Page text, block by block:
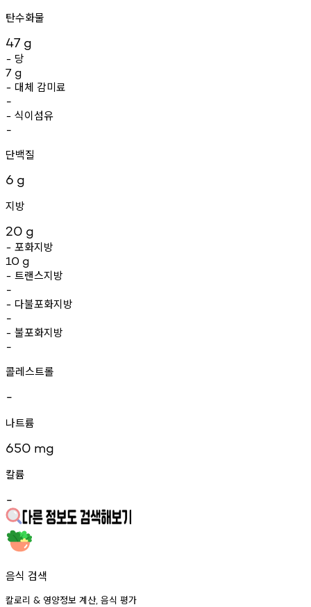
탄수화물
47 g
- 당
7 g
- 대체 감미료
-
- 식이섬유
-
단백질
6 g
지방
20 g
- 포화지방
10 g
- 트랜스지방
-
- 다불포화지방
-
- 불포화지방
-
콜레스트롤
-
나트륨
650 mg
칼륨
-
음식 검색
칼로리 & 영양정보 계산, 음식 평가